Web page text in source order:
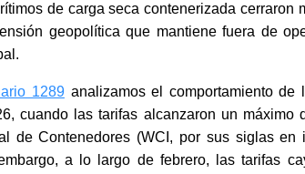
de carga seca contenerizada
geopolítica que mantiene fuera de
1289analizamos el comportamiento de
cuando las tarifas alcanzaron un máximo
de Contenedores (WCI, por sus siglas
a lo largo de febrero, las tarifas